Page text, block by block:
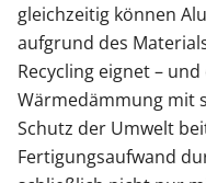
gleichzeitig können
aufgrund des
Recycling eignet –
Wärmedämmung mit
Schutz der Umwelt
Fertigungsaufwand